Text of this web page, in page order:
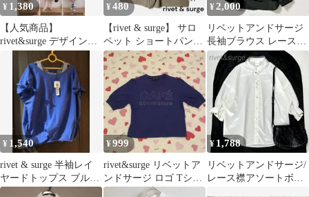
¥ 1,380
【人気商品】
rivet&surge デザインス
¥480
【rivet & surge】 サロ
ペット ショートパンツ
サイズＭ 難あり
¥2,000
リベットアンドサージ
長袖ブラウス レース襟
ビジューボタン ブラッ
ク 黒
¥ 1,540
rivet & surge 半袖レイ
ヤードトップス ブルー
M未使用品
¥999
rivet&surge リベットア
ンドサージ ロゴ Tシャ
ツ ネイビー F
¥ 1,788
リベットアンドサージ/
レース襟アソートボタ